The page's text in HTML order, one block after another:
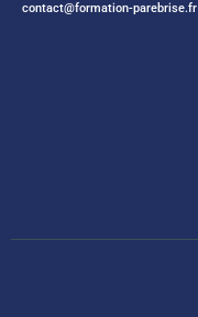
contact@formation-parebrise.fr